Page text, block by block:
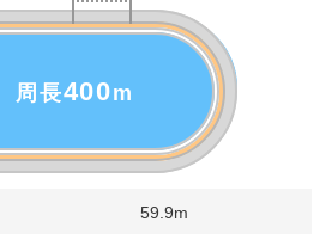
周長400m
59.9m